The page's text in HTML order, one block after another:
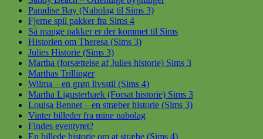
Paradise Bay (Nabolag til Sims 3)
Fjerne spil pakker fra Sims 4
Så mange pakker er der kommet til Sims
Historien om Theresa (Sims 3)
Julies Historie (Sims 3)
Martha (forsættelse af Julies historie) Sims 3
Marthas Trillinger
Wilma – en grøn livsstil (Sims 4)
Martha Ligusterhaek (Forsat historie) Sims 3
Louisa Bennet – en stræber historie (Sims 3)
Vinter billeder fra mine nabolag
Findes eventyret?
En billede historie om at stræbe (Sims 4)